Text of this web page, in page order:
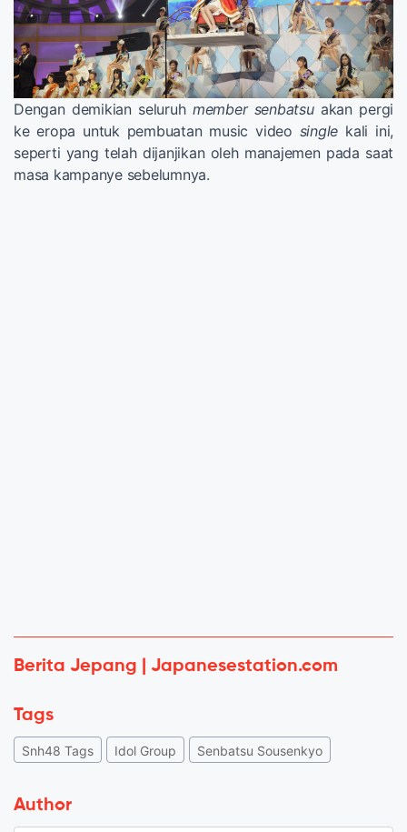
Dengan demikian seluruh member senbatsu akan pergi
ke eropa untuk pembuatan music video single kali ini,
seperti yang telah dijanjikan oleh manajemen pada saat
masa kampanye sebelumnya.
Berita Jepang | Japanesestation.com
Tags
Snh48 Tags Idol Group Senbatsu Sousenkyo
Author